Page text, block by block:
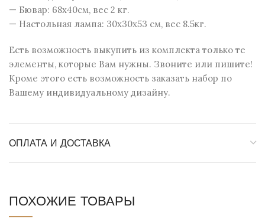
— Бювар: 68х40см, вес 2 кг.
— Настольная лампа: 30х30х53 см, вес 8.5кг.
Есть возможность выкупить из комплекта только те
элементы, которые Вам нужны. Звоните или пишите!
Кроме этого есть возможность заказать набор по
Вашему индивидуальному дизайну.
ОПЛАТА И ДОСТАВКА
ПОХОЖИЕ ТОВАРЫ